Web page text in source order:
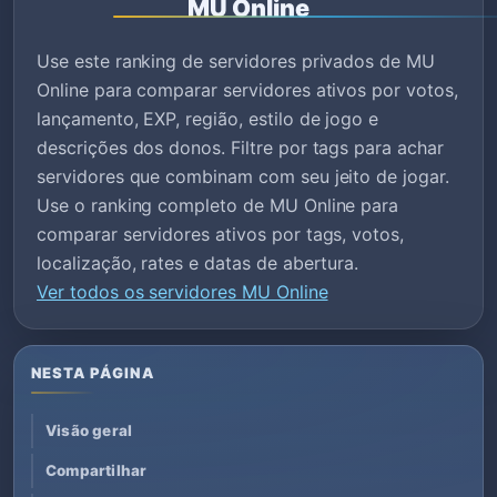
MU Online
Use este ranking de servidores privados de MU
Online para comparar servidores ativos por votos,
lançamento, EXP, região, estilo de jogo e
descrições dos donos. Filtre por tags para achar
servidores que combinam com seu jeito de jogar.
Use o ranking completo de MU Online para
comparar servidores ativos por tags, votos,
localização, rates e datas de abertura.
Ver todos os servidores MU Online
NESTA PÁGINA
Visão geral
Compartilhar